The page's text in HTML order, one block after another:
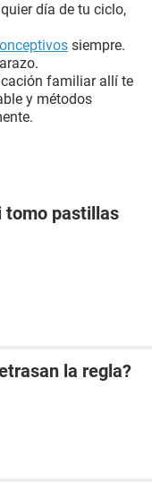
día de tu ciclo,
siempre.
familiar allí te
y métodos
tomo pastillas
la regla?